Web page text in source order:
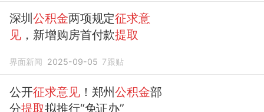
深圳公积金两项规定征求意
见 ，新增购房首付款提取
界面新闻 2025-09-05 7跟贴
公开征求意见！郑州公积金部
分提取拟推行“免证办”